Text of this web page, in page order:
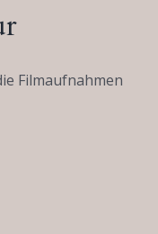
Filmaufnahmen